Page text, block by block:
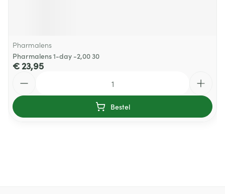
Pharmalens
Pharmalens 1-day -2,00 30
€ 23,95
Bestel